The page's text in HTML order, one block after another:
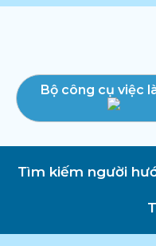
Bộ công cụ việc
Tìm kiếm người